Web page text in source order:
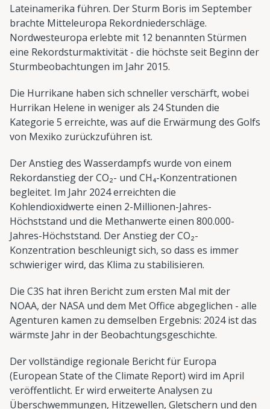
Lateinamerika führen. Der Sturm Boris im September
brachte Mitteleuropa Rekordniederschläge.
Nordwesteuropa erlebte mit 12 benannten Stürmen
eine Rekordsturmaktivität - die höchste seit Beginn der
Sturmbeobachtungen im Jahr 2015.
Die Hurrikane haben sich schneller verschärft, wobei
Hurrikan Helene in weniger als 24 Stunden die
Kategorie 5 erreichte, was auf die Erwärmung des Golfs
von Mexiko zurückzuführen ist.
Der Anstieg des Wasserdampfs wurde von einem
Rekordanstieg der CO₂- und CH₄-Konzentrationen
begleitet. Im Jahr 2024 erreichten die
Kohlendioxidwerte einen 2-Millionen-Jahres-
Höchststand und die Methanwerte einen 800.000-
Jahres-Höchststand. Der Anstieg der CO₂-
Konzentration beschleunigt sich, so dass es immer
schwieriger wird, das Klima zu stabilisieren.
Die C3S hat ihren Bericht zum ersten Mal mit der
NOAA, der NASA und dem Met Office abgeglichen - alle
Agenturen kamen zu demselben Ergebnis: 2024 ist das
wärmste Jahr in der Beobachtungsgeschichte.
Der vollständige regionale Bericht für Europa
(European State of the Climate Report) wird im April
veröffentlicht. Er wird erweiterte Analysen zu
Überschwemmungen, Hitzewellen, Gletschern und den